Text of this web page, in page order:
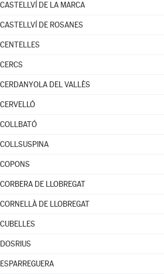
CASTELLVÍ DE LA MARCA
CASTELLVÍ DE ROSANES
CENTELLES
CERCS
CERDANYOLA DEL VALLÈS
CERVELLÓ
COLLBATÓ
COLLSUSPINA
COPONS
CORBERA DE LLOBREGAT
CORNELLÀ DE LLOBREGAT
CUBELLES
DOSRIUS
ESPARREGUERA